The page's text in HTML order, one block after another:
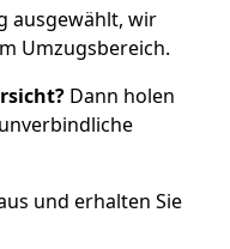
ausgewählt, wir
Umzugsbereich.
Dann holen
und erhalten Sie